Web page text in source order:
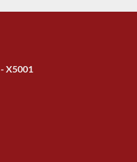
X5001